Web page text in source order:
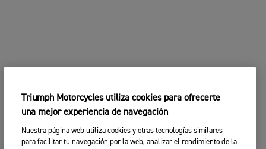
Triumph Motorcycles utiliza cookies para ofrecerte
una mejor experiencia de navegación
Nuestra página web utiliza cookies y otras tecnologías similares
para facilitar tu navegación por la web, analizar el rendimiento de la